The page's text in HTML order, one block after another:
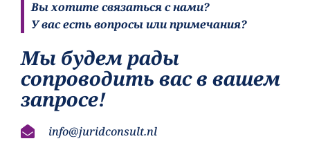
Вы хотите связаться с нами?
У вас есть вопросы или примечания?
Мы будем рады
сопроводить вас в вашем
запросе!
info@juridconsult.nl